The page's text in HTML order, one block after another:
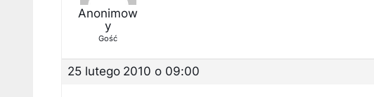
Anonimow
y
Gość
25 lutego 2010 o 09:00